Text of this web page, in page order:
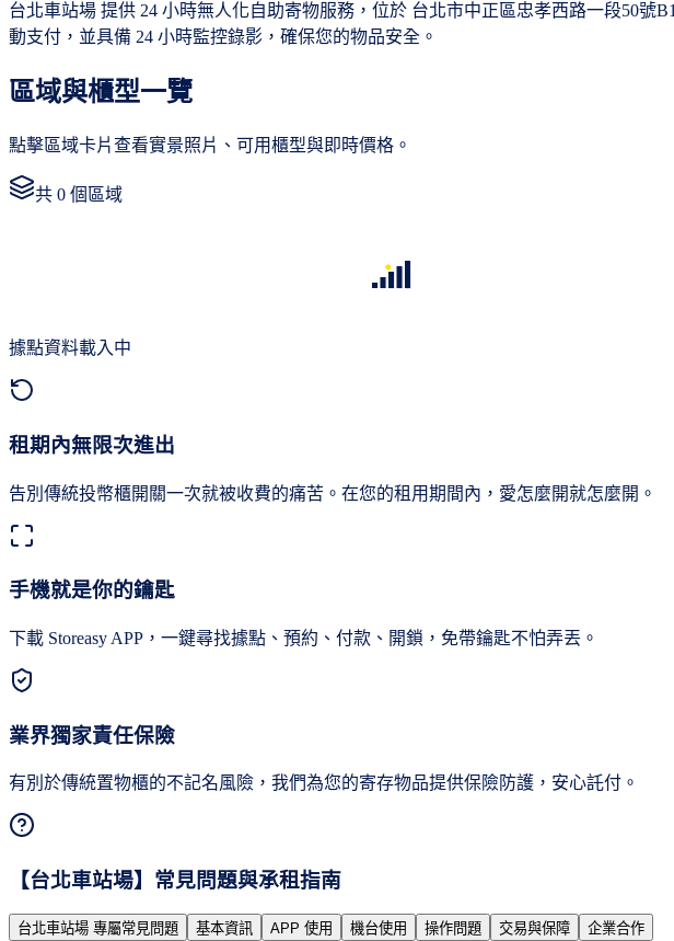
台北車站場 提供 24 小時無人化自助寄物服務，位於 台北市中正區忠孝西路一段50
動支付，並具備 24 小時監控錄影，確保您的物品安全。
區域與櫃型一覽
點擊區域卡片查看實景照片、可用櫃型與即時價格。
共 0 個區域
據點資料載入中
租期內無限次進出
告別傳統投幣櫃開關一次就被收費的痛苦。在您的租用期間內，愛怎麼開就怎麼開。
手機就是你的鑰匙
下載 Storeasy APP，一鍵尋找據點、預約、付款、開鎖，免帶鑰匙不怕弄丟。
業界獨家責任保險
有別於傳統置物櫃的不記名風險，我們為您的寄存物品提供保險防護，安心託付。
【台北車站場】常見問題與承租指南
台北車站場 專屬常見問題 基本資訊 APP 使用 機台使用 操作問題 交易與保障 企業合作